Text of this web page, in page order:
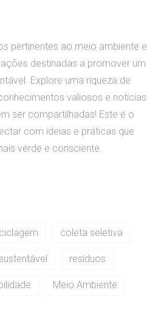
pertinentes ao meio ambiente e
destinadas a promover um
Explore uma riqueza de
valiosos e notícias
ser compartilhadas! Este é o
com ideias e práticas que
verde e consciente.
coleta seletiva
sustentável resíduos
Meio Ambiente